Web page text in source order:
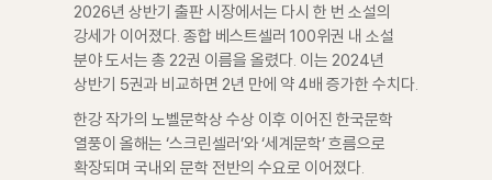
2026년 상반기 출판 시장에서는 다시 한 번 소설의
강세가 이어졌다. 종합 베스트셀러 100위권 내 소설
분야 도서는 총 22권 이름을 올렸다. 이는 2024년
상반기 5권과 비교하면 2년 만에 약 4배 증가한 수치다.
한강 작가의 노벨문학상 수상 이후 이어진 한국문학
열풍이 올해는 ‘스크린셀러’와 ‘세계문학’ 흐름으로
확장되며 국내외 문학 전반의 수요로 이어졌다.